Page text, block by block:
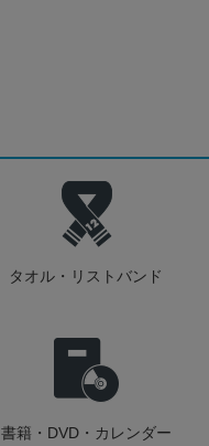
タオル・リストバンド
書籍・DVD・カレンダー